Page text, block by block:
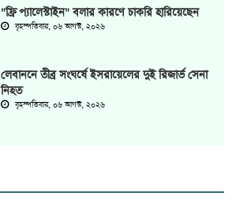
"ফ্রি প্যালেস্টাইন" বলার কারণে চাকরি হারিয়েছেন
বৃহস্পতিবার, ০৬ আগস্ট, ২০২৬
লেবাননে তীব্র সংঘর্ষে ইসরায়েলের দুই রিজার্ভ সেনা
নিহত
বৃহস্পতিবার, ০৬ আগস্ট, ২০২৬